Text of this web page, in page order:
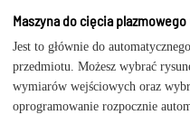
Maszyna do cięcia plazmowego
Jest to głównie do
przedmiotu. Możesz wybrać
wymiarów wejściowych oraz
oprogramowanie rozpocznie